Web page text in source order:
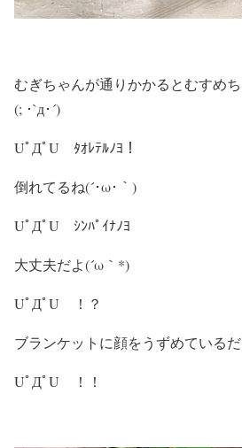
むぎちゃんが通りかかるとむすめ
(; ･`д･´)
UﾟДﾟU ﾀｵﾚﾃﾙﾉﾖ！
倒れてるね(´･ω･｀)
UﾟДﾟU ｼﾝﾊﾟｲﾅﾉﾖ
大丈夫だよ(´ω｀*)
UﾟДﾟU ！？
ブランケットに顔をうずめている
UﾟДﾟU ！！